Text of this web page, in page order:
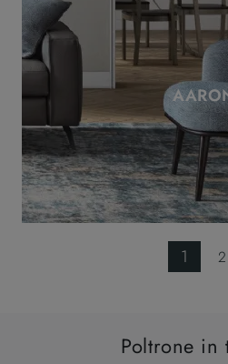
1 2
Poltrone in